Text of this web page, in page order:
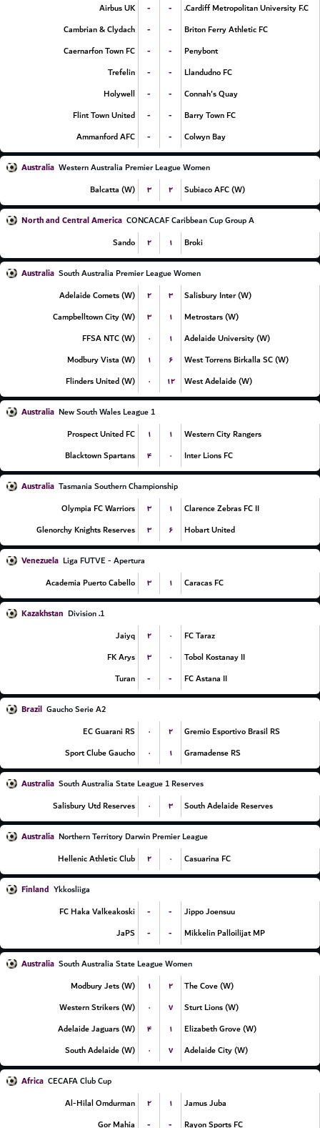
Airbus UK
- -
Cardiff Metropolitan University F.C.
Cambrian & Clydach
- -
Briton Ferry Athletic FC
Caernarfon Town FC
- -
Penybont
Trefelin
- -
Llandudno FC
Holywell
- -
Connah's Quay
Flint Town United
- -
Barry Town FC
Ammanford AFC
- - Colwyn Bay
Australia Western Australia Premier League Women
Balcatta (W)
۳ ۲ Subiaco AFC (W)
North and Central America CONCACAF Caribbean Cup Group A
Sando
۲ ۱ Broki
Australia South Australia Premier League Women
Adelaide Comets (W)
۲ ۳
Salisbury Inter (W)
Campbelltown City (W)
۳ ۱
Metrostars (W)
FFSA NTC (W)
۰ ۱
Adelaide University (W)
Modbury Vista (W)
۱ ۶
West Torrens Birkalla SC (W)
Flinders United (W)
۰ ۱۲ West Adelaide (W)
Australia New South Wales League 1
Prospect United FC
۱ ۱
Western City Rangers
Blacktown Spartans
۴ ۰ Inter Lions FC
Australia Tasmania Southern Championship
Olympia FC Warriors
۳ ۱
Clarence Zebras FC II
Glenorchy Knights Reserves
۳ ۶ Hobart United
Venezuela Liga FUTVE - Apertura
Academia Puerto Cabello
۳ ۱ Caracas FC
Kazakhstan
1. Division
Jaiyq
۲ ۰
FC Taraz
FK Arys
۳ ۰
Tobol Kostanay II
Turan
- - FC Astana II
Brazil Gaucho Serie A2
EC Guarani RS
۰ ۲
Gremio Esportivo Brasil RS
Sport Clube Gaucho
۰ ۱ Gramadense RS
Australia South Australia State League 1 Reserves
Salisbury Utd Reserves
۰ ۳ South Adelaide Reserves
Australia Northern Territory Darwin Premier League
Hellenic Athletic Club
۲ ۰ Casuarina FC
Finland Ykkosliiga
FC Haka Valkeakoski
- -
Jippo Joensuu
JaPS
- - Mikkelin Palloilijat MP
Australia South Australia State League Women
Modbury Jets (W)
۱ ۲
The Cove (W)
Western Strikers (W)
۰ ۷
Sturt Lions (W)
Adelaide Jaguars (W)
۴ ۱
Elizabeth Grove (W)
South Adelaide (W)
۰ ۷ Adelaide City (W)
Africa CECAFA Club Cup
Al-Hilal Omdurman
۲ ۱
Jamus Juba
Gor Mahia
- - Rayon Sports FC